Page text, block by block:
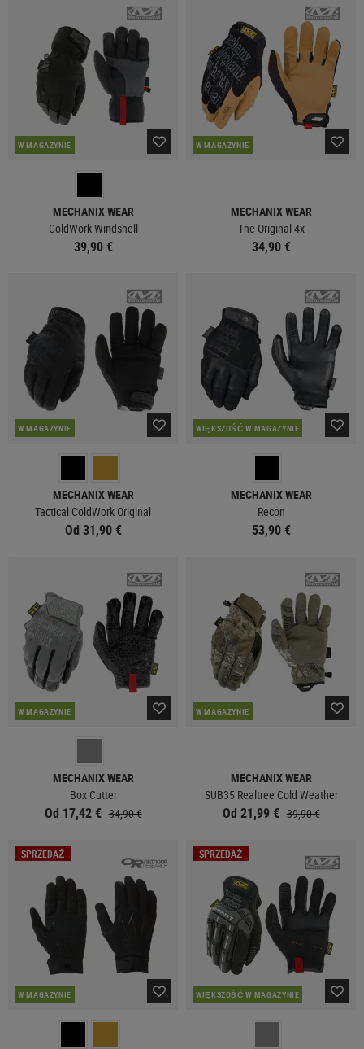
W MAGAZYNIE
MECHANIX WEAR
ColdWork Windshell
39,90 €
W MAGAZYNIE
MECHANIX WEAR
The Original 4x
34,90 €
W MAGAZYNIE
MECHANIX WEAR
Tactical ColdWork Original
Od 31,90 €
WIĘKSZOŚĆ W MAGAZYNIE
MECHANIX WEAR
Recon
53,90 €
W MAGAZYNIE
MECHANIX WEAR
Box Cutter
Od 17,42 € 34,90 €
W MAGAZYNIE
MECHANIX WEAR
SUB35 Realtree Cold Weather
Od 21,99 € 39,90 €
SPRZEDAŻ
W MAGAZYNIE
SPRZEDAŻ
WIĘKSZOŚĆ W MAGAZYNIE